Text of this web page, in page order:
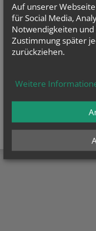
vorherige
Auf unserer
für Social Media,
Notwendigkeiten und
Zustimmung später
zurückziehen.
Weitere